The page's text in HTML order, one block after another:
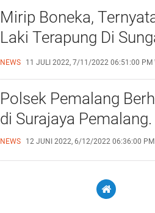
Mirip Boneka,
Laki Terapung Di
Selatan
NEWS 11 JULI 2022, 7/11/2022 06:51:00 PM
Polsek Pemalang
di Surajaya
NEWS 12 JUNI 2022, 6/12/2022 06:36:00 PM